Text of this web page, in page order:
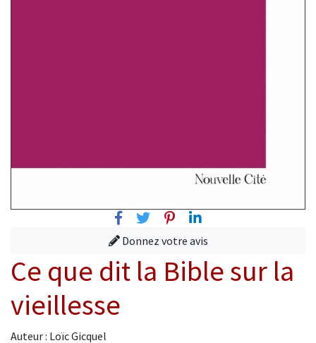
FacebookTwitterPinterest
Linkedin
Donnez votre avis
Ce que dit la Bible sur la
vieillesse
Auteur : Loïc Gicquel